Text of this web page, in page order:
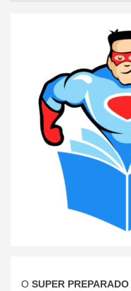
O SUPER PREPARADO